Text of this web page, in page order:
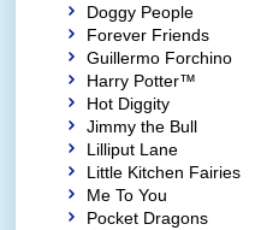
Doggy People
Forever Friends
Guillermo Forchino
Harry Potter™
Hot Diggity
Jimmy the Bull
Lilliput Lane
Little Kitchen Fairies
Me To You
Pocket Dragons